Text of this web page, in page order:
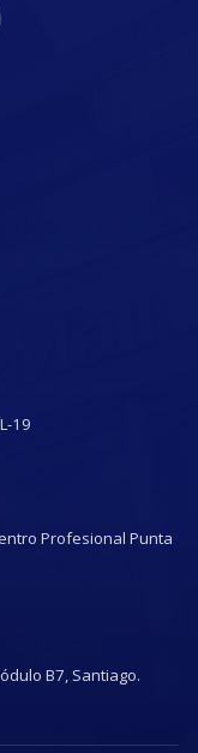
19
Profesional Punta
B7, Santiago.